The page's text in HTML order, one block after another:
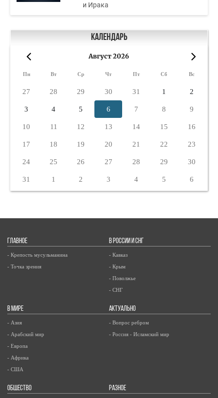
и Ирака
Календарь
Август 2026
Пн Вт Ср Чт Пт Сб Вс
27 28 29 30 31 1 2
3 4 5 6 7 8 9
10 11 12 13 14 15 16
17 18 19 20 21 22 23
24 25 26 27 28 29 30
31 1 2 3 4 5 6
ГЛАВНОЕ
- Крепость мусульманина
- Точка зрения
В РОССИИ И СНГ
- Кавказ
- Крым
- Поволжье
- СНГ
В МИРЕ
- Азия
- Арабский мир
- Европа
- Африка
- США
АКТУАЛЬНО
- Вопрос ребром
- Россия - Исламский мир
ОБЩЕСТВО РАЗНОЕ